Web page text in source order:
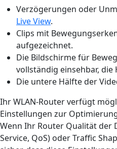
Verzögerungen oder
Live View.
Clips mit
aufgezeichnet.
Die Bildschirme für
vollständig einsehbar,
Die untere Hälfte der
Ihr WLAN-Router verfügt
Einstellungen zur
Wenn Ihr Router Qualität der
Service, QoS) oder Traffic